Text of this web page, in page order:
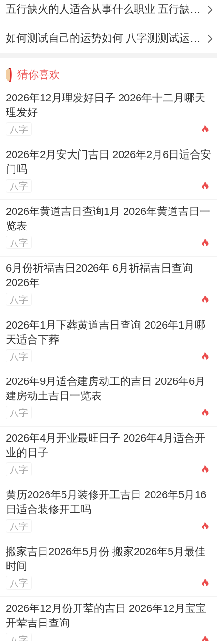
相关风水布局
理发区域宜整洁明亮：镜子面对门窗、避免
工具摆放有序:剪刀、梳子等收纳整齐，标记
生活有序！
利用绿色植物点缀：如盆栽绿萝，增强生机
避免在冲煞方位理发:如当年煞北则避开北方
位置！
遵循2026年12月吉日原则，结合生肖运势同
风水布局,助力个人焕新与顺遂！
五行缺火的人适合从事什么职业 五行缺火的人适合从事的职业有哪些
如何测试自己的运势如何 八字测测试运运程
猜你喜欢
2026年12月理发好日子 2026年十二月哪天
理发好
八字
2026年2月安大门吉日 2026年2月6日适合安
门吗
八字
2026年黄道吉日查询1月 2026年黄道吉日一
览表
八字
6月份祈福吉日2026年 6月祈福吉日查询
2026年
八字
2026年1月下葬黄道吉日查询 2026年1月哪
天适合下葬
八字
2026年9月适合建房动工的吉日 2026年6月
建房动土吉日一览表
八字
2026年4月开业最旺日子 2026年4月适合开
业的日子
八字
黄历2026年5月装修开工吉日 2026年5月16
日适合装修开工吗
八字
搬家吉日2026年5月份 搬家2026年5月最佳
时间
八字
2026年12月份开荤的吉日 2026年12月宝宝
开荤吉日查询